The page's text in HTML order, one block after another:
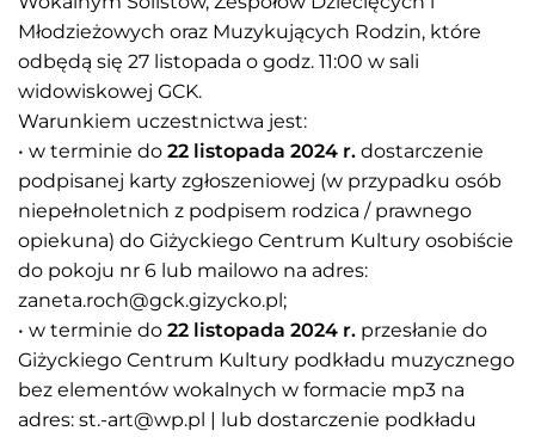
Młodzieżowych oraz Muzykujących Rodzin, które
odbędą się 27 listopada o godz. 11:00 w sali
widowiskowej GCK.
Warunkiem uczestnictwa jest:
• w terminie do 22 listopada 2024 r. dostarczenie
podpisanej karty zgłoszeniowej (w przypadku osób
niepełnoletnich z podpisem rodzica / prawnego
opiekuna) do Giżyckiego Centrum Kultury osobiście
do pokoju nr 6 lub mailowo na adres:
zaneta.roch@gck.gizycko.pl;
• w terminie do 22 listopada 2024 r. przesłanie do
Giżyckiego Centrum Kultury podkładu muzycznego
bez elementów wokalnych w formacie mp3 na
adres: st.-art@wp.pl | lub dostarczenie podkładu